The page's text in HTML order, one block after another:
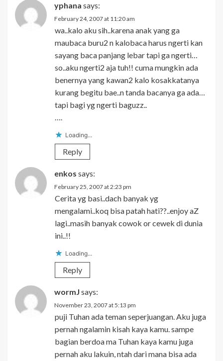
yphana says:
February 24, 2007 at 11:20 am
wa..kalo aku sih..karena anak yang ga
maubaca buru2 n kalobaca harus ngerti kan
sayang baca panjang lebar tapi ga ngerti…
so..aku ngerti2 aja tuh!! cuma mungkin ada
benernya yang kawan2 kalo kosakkatanya
kurang begitu bae..n tanda bacanya ga ada…
tapi bagi yg ngerti baguzz..
….
Loading...
Reply
enkos says:
February 25, 2007 at 2:23 pm
Cerita yg basi..dach banyak yg
mengalami..koq bisa patah hati??..enjoy aZ
lagi..masih banyak cowok or cewek di dunia
ini..!!
Loading...
Reply
wormJ says:
November 23, 2007 at 5:13 pm
puji Tuhan ada teman seperjuangan. Aku juga
pernah ngalamin kisah kaya kamu. sampe
bagian berdoa ma Tuhan kaya kamu juga
pernah aku lakuin, ntah dari mana bisa ada